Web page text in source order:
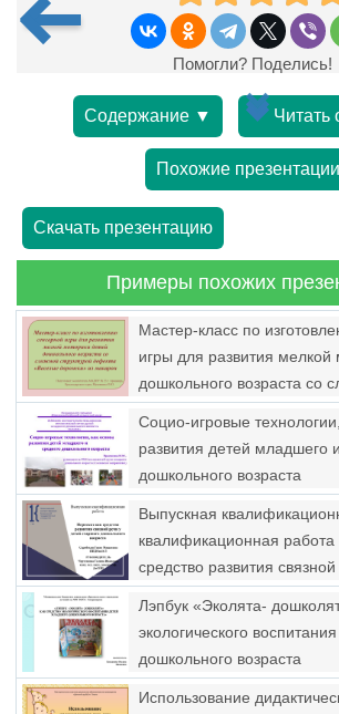
Помогли? Поделись!
Содержание ▼ Читать
Похожие презентации
Скачать презентацию
Примеры похожих
Мастер-класс по
игры для развития мелкой
дошкольного возраста со
Социо-игровые
развития детей младшего
дошкольного возраста
Выпускная
квалификационная работа
средство развития
Лэпбук «Эколята-
экологического
дошкольного возраста
Использование